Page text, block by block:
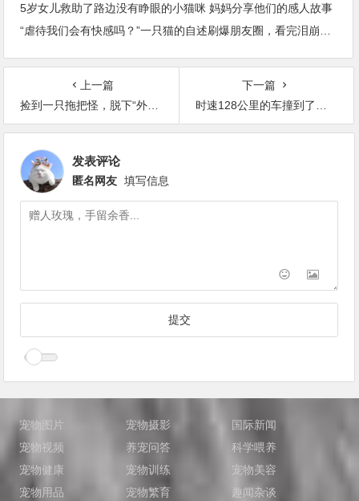
5岁女儿救助了路边没有睁眼的小猫咪 妈妈分享他们的感人故事
“虐待我们会有快感吗？”一只猫的自述刷爆朋友圈，看完泪崩…
上一篇
捡到一只拖把怪，脱下“外套”后变成小天使
下一篇
时速128公里的车撞到了一只流浪狗，它获救的方式…太神奇了！
发表评论
匿名网友 填写信息
宠物图片 宠物摄影
国际新闻
宠物视频
养宠问答
科学喂养
宠物健康
宠物训练
宠物美容
宠物用品
宠物繁育 趣闻杂谈